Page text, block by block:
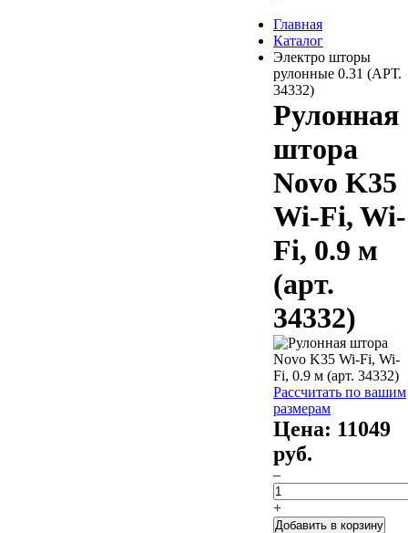
Главная
Каталог
Электро шторы
рулонные 0.31 (АРТ.
34332)
Рулонная
штора
Novo K35
Wi-Fi, Wi-
Fi, 0.9 м
(арт.
34332)
Рассчитать по вашим
размерам
Цена: 11049
руб.
–
+
Добавить в корзину